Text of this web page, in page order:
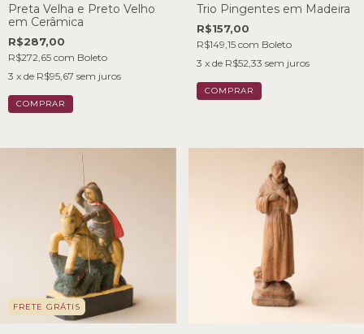
Preta Velha e Preto Velho
em Cerâmica
R$287,00
R$272,65 com Boleto
3 x de R$95,67 sem juros
Trio Pingentes em Madeira
R$157,00
R$149,15 com Boleto
3 x de R$52,33 sem juros
FRETE GRÁTIS